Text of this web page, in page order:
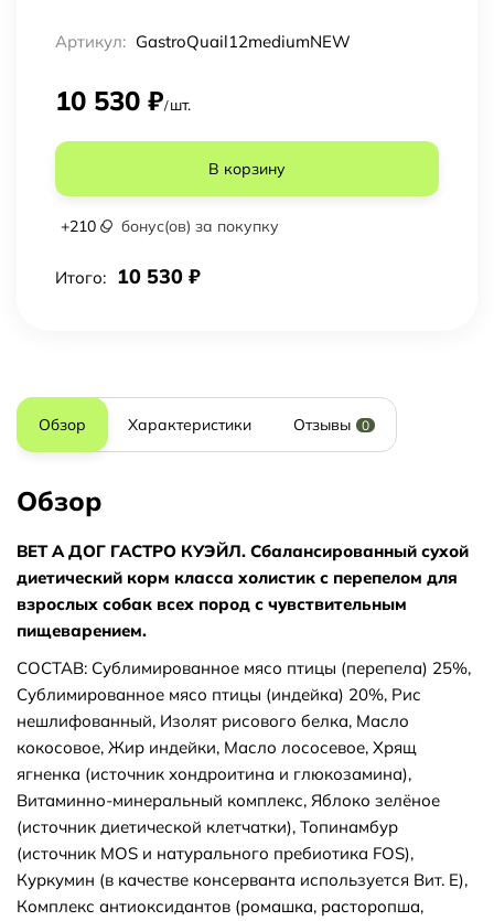
Артикул: GastroQuail12mediumNEW
10 530 ₽/ шт.
В корзину
+210 бонус(ов) за покупку
Итого: 10 530 ₽
Обзор Характеристики Отзывы 0
Обзор
ВЕТ А ДОГ ГАСТРО КУЭЙЛ. Сбалансированный сухой
диетический корм класса холистик с перепелом для
взрослых собак всех пород с чувствительным
пищеварением.
СОСТАВ: Сублимированное мясо птицы (перепела) 25%,
Сублимированное мясо птицы (индейка) 20%, Рис
нешлифованный, Изолят рисового белка, Масло
кокосовое, Жир индейки, Масло лососевое, Хрящ
ягненка (источник хондроитина и глюкозамина),
Витаминно-минеральный комплекс, Яблоко зелёное
(источник диетической клетчатки), Топинамбур
(источник MOS и натурального пребиотика FOS),
Куркумин (в качестве консерванта используется Вит. Е),
Комплекс антиоксидантов (ромашка, расторопша,